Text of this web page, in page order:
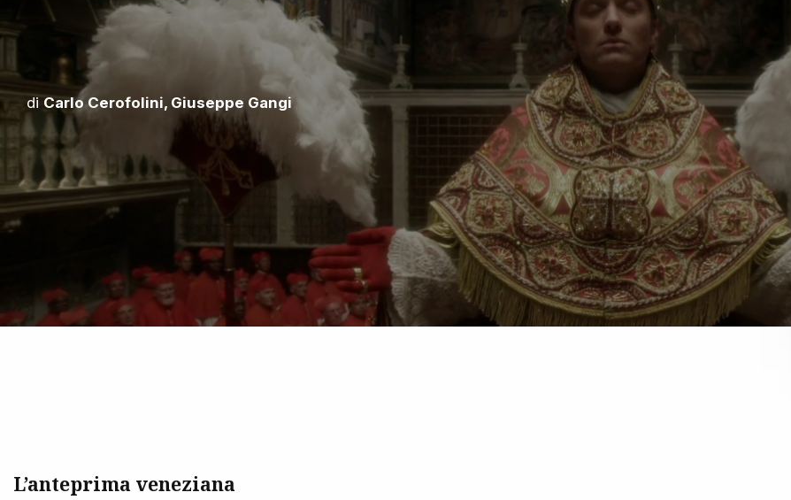
di Carlo Cerofolini, Giuseppe Gangi
L’anteprima veneziana